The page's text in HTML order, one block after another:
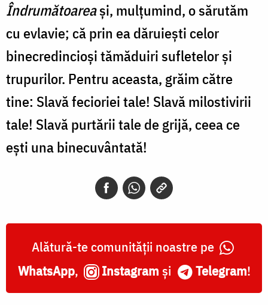
Îndrumătoareași, mulțumind, o sărutăm
cu evlavie; că prin ea dăruiești celor
binecredincioși tămăduiri sufletelor și
trupurilor. Pentru aceasta, grăim către
tine: Slavă fecioriei tale! Slavă milostivirii
tale! Slavă purtării tale de grijă, ceea ce
ești una binecuvântată!
Alătură-te comunității noastre pe
WhatsApp, Instagram și Telegram!